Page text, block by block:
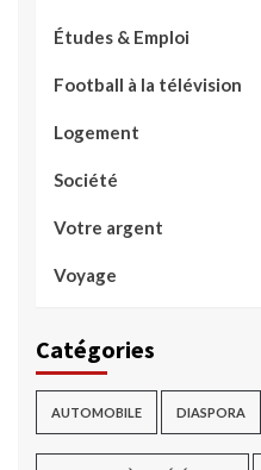
Études & Emploi
Football à la télévision
Logement
Société
Votre argent
Voyage
Catégories
AUTOMOBILE DIASPORA